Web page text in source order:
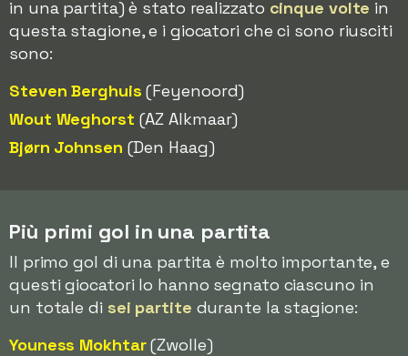
in una partita) è stato realizzato cinque volte in
questa stagione, e i giocatori che ci sono riusciti
sono:
Steven Berghuis (Feyenoord)
Wout Weghorst (AZ Alkmaar)
Bjørn Johnsen (Den Haag)
Più primi gol in una partita
Il primo gol di una partita è molto importante, e
questi giocatori lo hanno segnato ciascuno in
un totale di sei partite durante la stagione:
Youness Mokhtar(Zwolle)